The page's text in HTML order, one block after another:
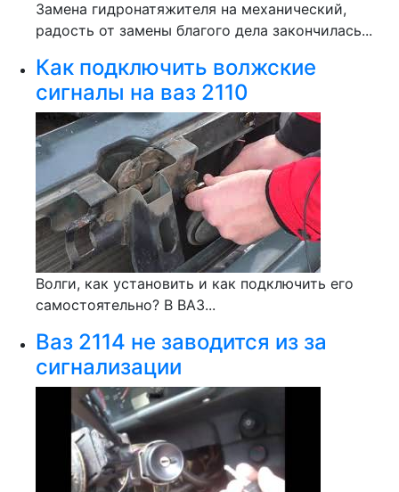
Замена гидронатяжителя на механический,
радость от замены благого дела закончилась...
Как подключить волжские
сигналы на ваз 2110
Волги, как установить и как подключить его
самостоятельно? В ВАЗ...
Ваз 2114 не заводится из за
сигнализации